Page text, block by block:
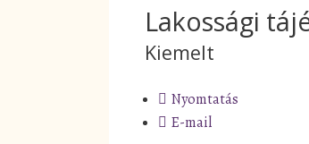
Lakossági
Kiemelt
Nyomtatás
E-mail